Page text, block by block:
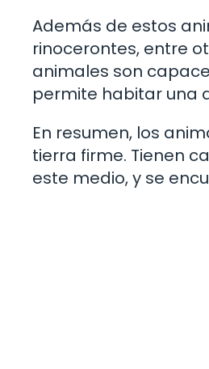
Además de estos
rinocerontes, entre
animales son
permite habitar una
En resumen, los
tierra firme. Tienen
este medio, y se